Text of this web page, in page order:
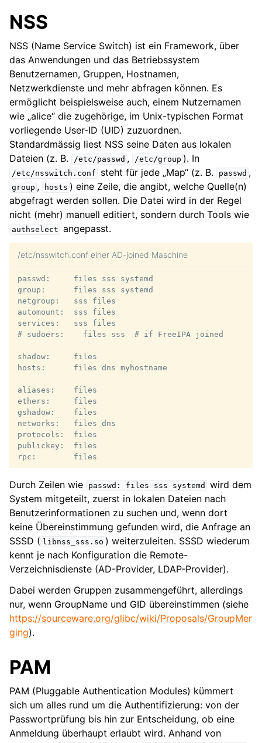
NSS
NSS (Name Service Switch) ist ein Framework, über
das Anwendungen und das Betriebssystem
Benutzernamen, Gruppen, Hostnamen,
Netzwerkdienste und mehr abfragen können. Es
ermöglicht beispielsweise auch, einem Nutzernamen
wie „alice“ die zugehörige, im Unix-typischen Format
vorliegende User-ID (UID) zuzuordnen.
Standardmässig liest NSS seine Daten aus lokalen
Dateien (z. B.
/etc/passwd , /etc/group ). In
/etc/nsswitch.conf steht für jede „Map“ (z. B. passwd ,
group , hosts ) eine Zeile, die angibt, welche Quelle(n)
abgefragt werden sollen. Die Datei wird in der Regel
nicht (mehr) manuell editiert, sondern durch Tools wie
authselect angepasst.
/etc/nsswitch.conf einer AD-joined Maschine
passwd:     files sss systemd
group:      files sss systemd
netgroup:   sss files
automount:  sss files
services:   sss files
# sudoers:    files sss  # if FreeIPA joined
shadow:     files
hosts:      files dns myhostname
aliases:    files
ethers:     files
gshadow:    files
networks:   files dns
protocols:  files
publickey:  files
Durch Zeilen wie passwd: files sss systemd
wird dem
System mitgeteilt, zuerst in lokalen Dateien nach
Benutzerinformationen zu suchen und, wenn dort
keine Übereinstimmung gefunden wird, die Anfrage an
SSSD ( libnss_sss.so ) weiterzuleiten. SSSD wiederum
kennt je nach Konfiguration die Remote-
Verzeichnisdienste (AD-Provider, LDAP-Provider).
Dabei werden Gruppen zusammengeführt, allerdings
nur, wenn GroupName und GID übereinstimmen (siehe
https://sourceware.org/glibc/wiki/Proposals/GroupMer
ging).
PAM
PAM (Pluggable Authentication Modules) kümmert
sich um alles rund um die Authentifizierung: von der
Passwortprüfung bis hin zur Entscheidung, ob eine
Anmeldung überhaupt erlaubt wird. Anhand von